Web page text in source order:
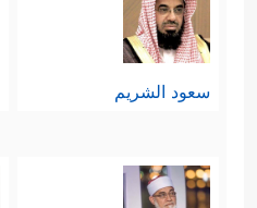
سعود الشريم